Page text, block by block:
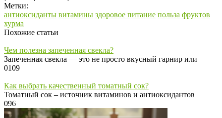
Метки:
антиоксиданты витамины здоровое питание польза фруктов
хурма
Похожие статьи
Чем полезна запеченная свекла?
Запеченная свекла — это не просто вкусный гарнир или
0109
Как выбрать качественный томатный сок?
Томатный сок – источник витаминов и антиоксидантов
096